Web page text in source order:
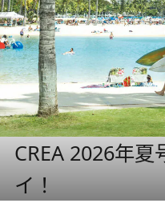
CREA 2026年夏
イ！